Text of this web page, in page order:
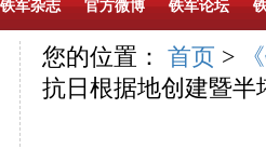
铁军杂志 官方微博 铁军论坛
您的位置： 首页 >
抗日根据地创建暨半